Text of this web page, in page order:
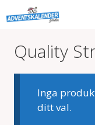
Hoppa
till
Quality
Inga
ditt val.